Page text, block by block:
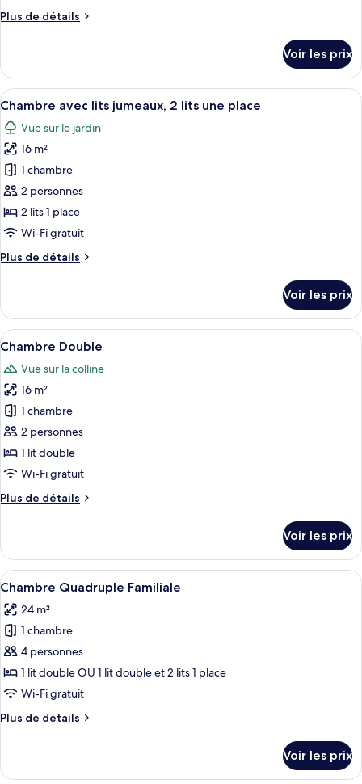
chambre :
dortoir
mixte
(4
pax)
Plus de détails
Plus
le
type
de
chambre
Dortoir
Partagé,
dortoir
mixte
(4
pax)
Voir les prix
Afficher
toutes
les
photos
pour
ce
type
de
chambre :
Chambre
jumeaux,
2
lits
une
place
Une chambre d’hôtel avec deux lits,
8
Chambre avec lits jumeaux, 2 lits une place
Vue sur le jardin
16 m²
1 chambre
2 personnes
2 lits 1 place
Wi-Fi gratuit
Plus de détails
Plus
le
type
de
Chambre
avec
lits
jumeaux,
2
lits
une
place
Voir les prix
Afficher
toutes
les
photos
pour
ce
type
de
chambre :
Chambre
Une chambre d’hôtel avec un lit,
8
Chambre Double
Vue sur la colline
16 m²
1 chambre
2 personnes
1 lit double
Wi-Fi gratuit
Plus de détails
Plus
le
type
de
Chambre
Double
Voir les prix
Afficher
toutes
les
photos
pour
ce
type
chambre :
Une chambre d’hôtel avec trois lits,
5
Chambre Quadruple Familiale
24 m²
1 chambre
4 personnes
1 lit double OU 1 lit double et 2 lits 1 place
Wi-Fi gratuit
Plus de détails
Plus
le
Voir les prix